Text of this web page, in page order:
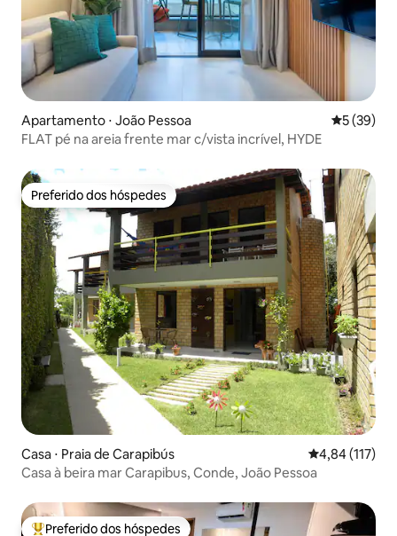
Apartamento ⋅ João Pessoa 5 de uma
5 (39)
FLAT pé na areia frente mar c/vista incrível, HYDE
Preferido dos hóspedes
Preferido dos hóspedes
Casa ⋅ Praia de Carapibús 4,84 de uma
4,84 (117)
Casa à beira mar Carapibus, Conde, João Pessoa
Preferido dos hóspedes